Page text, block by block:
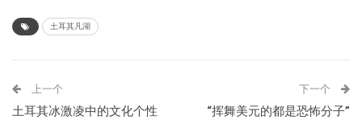
土耳其凡湖
上一个
土耳其冰激凌中的文化个性
下一个
“挥舞美元的都是恐怖分子”